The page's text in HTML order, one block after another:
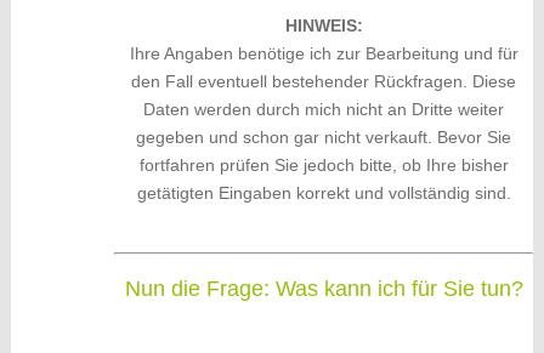
HINWEIS:
Ihre Angaben benötige ich zur Bearbeitung und für
den Fall eventuell bestehender Rückfragen. Diese
Daten werden durch mich nicht an Dritte weiter
gegeben und schon gar nicht verkauft. Bevor Sie
fortfahren prüfen Sie jedoch bitte, ob Ihre bisher
getätigten Eingaben korrekt und vollständig sind.
Nun die Frage: Was kann ich für Sie tun?